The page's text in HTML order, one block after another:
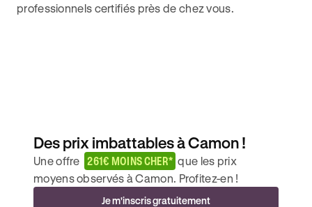
professionnels certifiés près de chez vous.
Des prix imbattables à Camon !
Une offre 261€ MOINS CHER* que les prix
moyens observés à Camon. Profitez-en !
Je m'inscris gratuitement